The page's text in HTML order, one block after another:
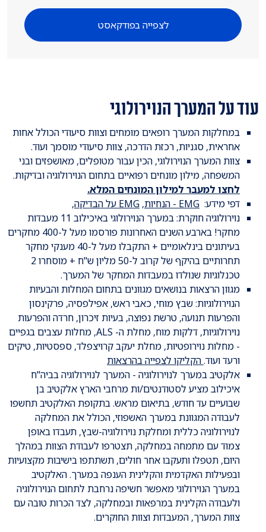
לצפייה בפודקאסט
עוד על המערך הנוירולוגי
במחלקות המערך רופאים מומחים וצוות סיעודי הכולל אחות
אחראית, סגניות, רכזת הדרכה, צוות סיעודי מוסמך ועוד.
צוות המערך הנוירולוגי, הכין עבור מטופלים, מאושפזים ובני
המשפחה, מילון מונחים רפואיים בתחום הנוירולוגיה ובדיקות.
לחצו למעבר למילון המונחים המלא.
דפי מידע: EMG - הנחיות, EMG על הבדיקה
,
נוירולוגיה חוקרת: במערך הנוירולוגי באיכילוב 11 מעבדות
מחקר! בארבע השנים האחרונות פורסמו מעל ל-400 מחקרים
בעיתונים בינלאומיים + התקבלו מעל ל-40 מענקי מחקר
תחרותיים בהיקף של קרוב ל-50 מליון ש"ח + מוסחרו 2
טכנלוגיות שנולדו במעבדות המחקר של המערך.
מגוון הרצאות בנושאים מגוונים בתחום המחלות והבעיות
הנוירולוגיות: שבץ מוחי, כאבי ראש, אפילפסיה, פרקינסון
והפרעות תנועה, טרשת נפוצה, בעיות זיכרון, חרדה והפרעות
נוירולוגיות, דלקות מוח, מחלת ה- ALS, מחלות עצבים בגפיים
- מחלות נוירופטיות, מחלת יעקב קרויצפלד, ספסטיות, טיקים
ורעד ועוד.הקליקו לצפייה בהרצאות
אלקטיב במערך לנוירולוגיה - המערך לנוירולוגיה בביה"ח
איכילוב מציע לסטודנטים/ות מרחבי הארץ אלקטיב בן
שבועיים עד חודש, בתיאום מראש. בתקופת האלקטיב תחשפו
לעבודה המגוונת במערך האשפוזי, הכולל את המחלקה
לנוירולוגיה כללית ומחלקת נוירולוגיה-שבץ, תעבדו באופן
צמוד עם מתמחה במחלקה, תצטרפו לעבודת הצוות במהלך
היום, תטפלו ותעקבו אחר חולים, תשתתפו בישיבות מקצועיות
ובפעילות האקדמית והקלינית הענפה במערך. האלקטיב
במערך הנוירולוגי מאפשר חשיפה נרחבת לתחום הנוירולוגיה
ולעבודה הקלינית במרפאות ובמחלקה, לצד הכרות טובה עם
צוות המערך, המעבדות וצוות החוקרים.